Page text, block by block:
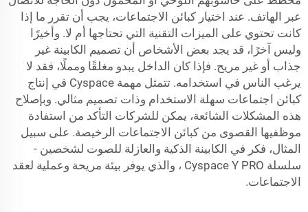
عبر الهاتف. عند اختيار كبائن الاجتماعات، يجب أن تقرر ما إذا
كانت تحتوي على الميزات التقنية التي تحتاجها أم لا. وأخيرًا
وليس آخرًا، قد يجد بعض الأشخاص أن تصميم الكابينة غير
جذاب أو غير مريح. فإذا كان الداخل يبدو مغلقًا ومملًا، فقد لا
يرغب الناس في استخدامه. تتمثل مهمة Cyspace في إنتاج
كبائن اجتماعات سهلة الاستخدام وذات تصميم مثالي. وبإصلاح
هذه المشكلات الشائعة، يمكن للشركات التأكد من استفادة
موظفيها القصوى من كبائن الاجتماعات الرخيصة. على سبيل
المثال، فكر في الكابينة الذكية والعازلة للصوت لشخصين -
سلسلة Cyspace Y PRO
، والذي يوفر بيئة مريحة وعملية لعقد
الاجتماعات.